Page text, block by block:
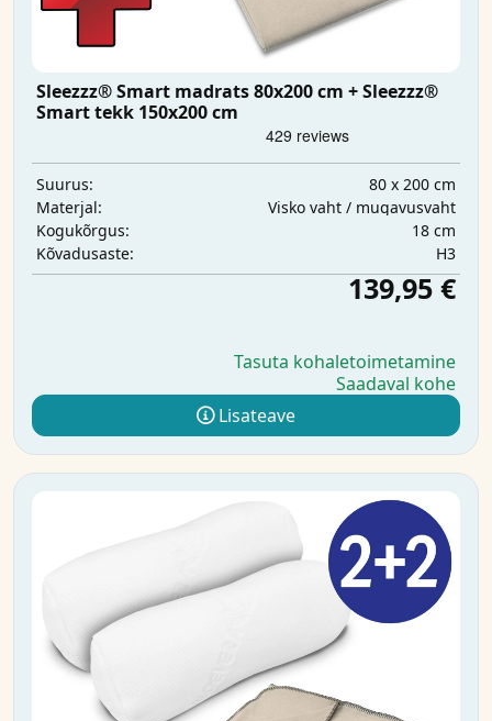
Sleezzz® Smart madrats 80x200 cm + Sleezzz®
Smart tekk 150x200 cm
Suurus:
80 x 200 cm
Materjal:
Visko vaht / mugavusvaht
Kogukõrgus:
18 cm
Kõvadusaste:
H3
139,95 €
Tasuta kohaletoimetamine
Saadaval kohe
Lisateave